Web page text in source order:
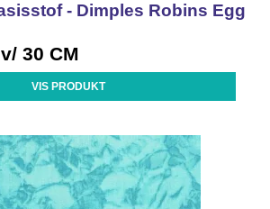
- Dimples Robins Egg
v/ 30 CM
VIS PRODUKT